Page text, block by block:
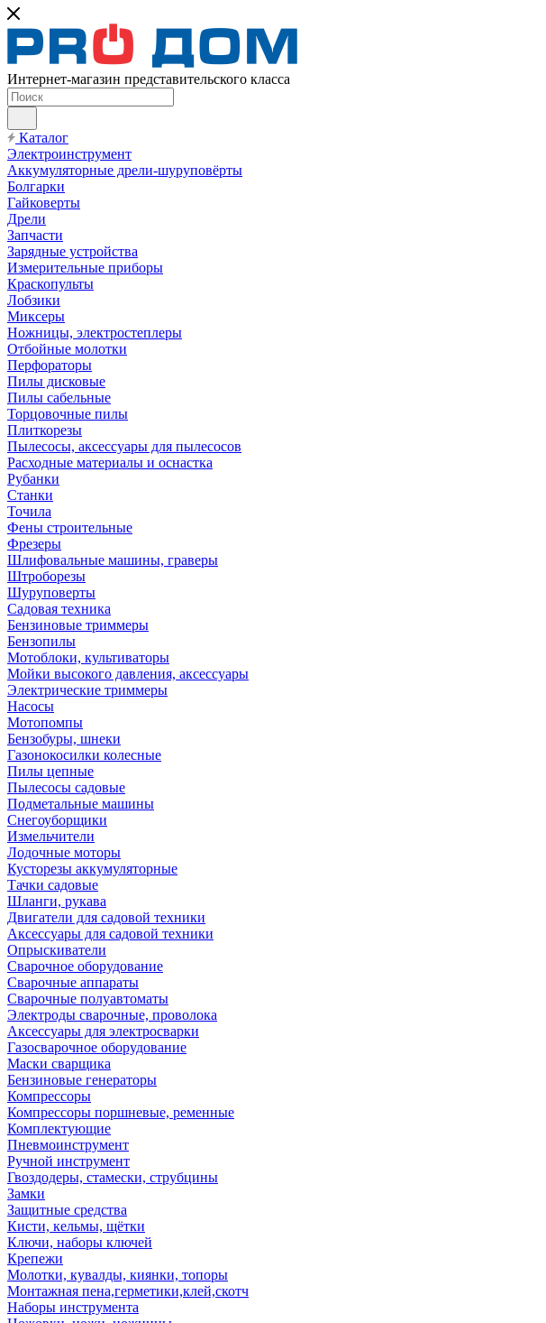
Интернет-магазин представительского класса
Каталог
Электроинструмент
Аккумуляторные дрели-шуруповёрты
Болгарки
Гайковерты
Дрели
Запчасти
Зарядные устройства
Измерительные приборы
Краскопульты
Лобзики
Миксеры
Ножницы, электростеплеры
Отбойные молотки
Перфораторы
Пилы дисковые
Пилы сабельные
Торцовочные пилы
Плиткорезы
Пылесосы, аксессуары для пылесосов
Расходные материалы и оснастка
Рубанки
Станки
Точила
Фены строительные
Фрезеры
Шлифовальные машины, граверы
Штроборезы
Шуруповерты
Садовая техника
Бензиновые триммеры
Бензопилы
Мотоблоки, культиваторы
Мойки высокого давления, аксессуары
Электрические триммеры
Насосы
Мотопомпы
Бензобуры, шнеки
Газонокосилки колесные
Пилы цепные
Пылесосы садовые
Подметальные машины
Снегоуборщики
Измельчители
Лодочные моторы
Кусторезы аккумуляторные
Тачки садовые
Шланги, рукава
Двигатели для садовой техники
Аксессуары для садовой техники
Опрыскиватели
Сварочное оборудование
Сварочные аппараты
Сварочные полуавтоматы
Электроды сварочные, проволока
Аксессуары для электросварки
Газосварочное оборудование
Маски сварщика
Бензиновые генераторы
Компрессоры
Компрессоры поршневые, ременные
Комплектующие
Пневмоинструмент
Ручной инструмент
Гвоздодеры, стамески, струбцины
Замки
Защитные средства
Кисти, кельмы, щётки
Ключи, наборы ключей
Крепежи
Молотки, кувалды, киянки, топоры
Монтажная пена,герметики,клей,скотч
Наборы инструмента